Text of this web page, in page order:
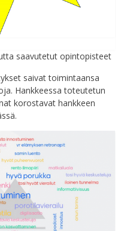
saavutetut opintopisteet
saivat toimintaansa
Hankkeessa toteutetun
korostavat hankkeen